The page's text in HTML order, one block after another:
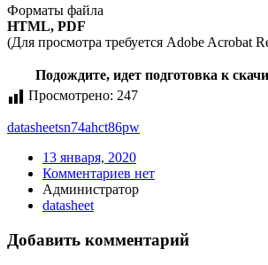
Форматы файла
HTML, PDF
(Для просмотра требуется Adobe Acrobat
Подождите, идет подготовка к
Просмотрено: 247
datasheetsn74ahct86pw
13 января, 2020
Комментариев нет
Администратор
datasheet
Добавить комментарий